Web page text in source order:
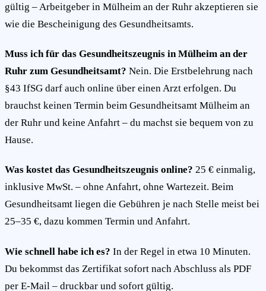
gültig – Arbeitgeber in Mülheim an der Ruhr akzeptieren sie
wie die Bescheinigung des Gesundheitsamts.
Muss ich für das Gesundheitszeugnis in Mülheim an der
Ruhr zum Gesundheitsamt? Nein. Die Erstbelehrung nach
§43 IfSG darf auch online über einen Arzt erfolgen. Du
brauchst keinen Termin beim Gesundheitsamt Mülheim an
der Ruhr und keine Anfahrt – du machst sie bequem von zu
Hause.
Was kostet das Gesundheitszeugnis online? 25 € einmalig,
inklusive MwSt. – ohne Anfahrt, ohne Wartezeit. Beim
Gesundheitsamt liegen die Gebühren je nach Stelle meist bei
25–35 €, dazu kommen Termin und Anfahrt.
Wie schnell habe ich es? In der Regel in etwa 10 Minuten.
Du bekommst das Zertifikat sofort nach Abschluss als PDF
per E-Mail – druckbar und sofort gültig.